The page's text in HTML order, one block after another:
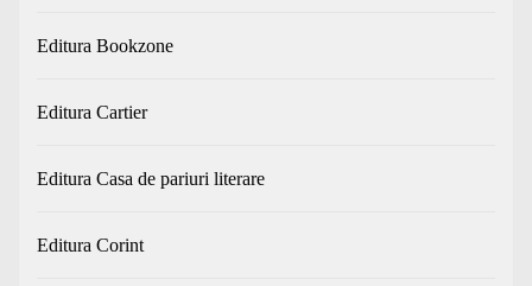
Editura Bookzone
Editura Cartier
Editura Casa de pariuri literare
Editura Corint